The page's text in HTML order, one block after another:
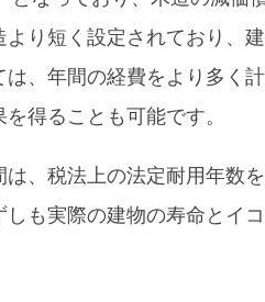
より短く設定されており、
は、年間の経費をより多く
得ることも可能です。
は、税法上の法定耐用年数
しも実際の建物の寿命とイ